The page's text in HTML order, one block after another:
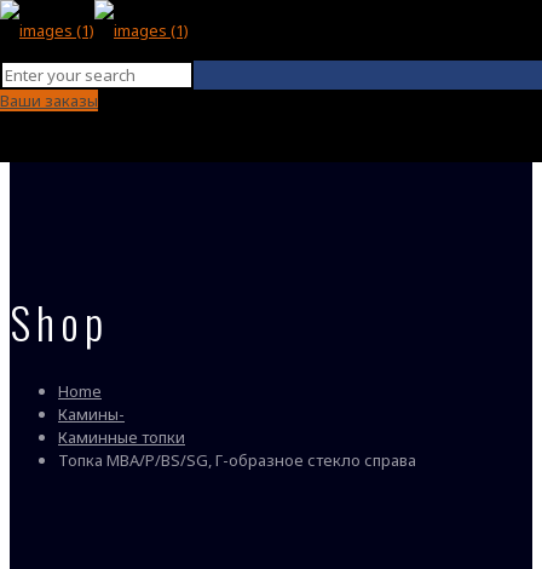
Ваши заказы
Shop
Home
Камины-
Каминные топки
Топка MBA/P/BS/SG, Г-образное стекло справа